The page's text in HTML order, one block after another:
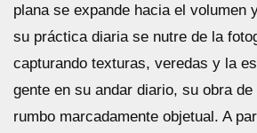
plana se expande hacia el volumen
su práctica diaria se nutre de la
capturando texturas, veredas y la
gente en su andar diario, su obra
rumbo marcadamente objetual. A